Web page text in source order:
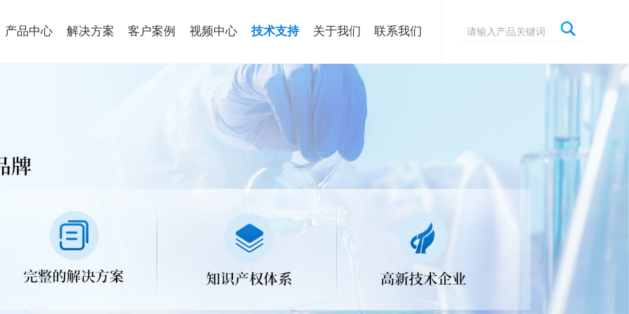
产品中心 解决方案 客户案例 视频中心 技术支持 关于我们 联系我们